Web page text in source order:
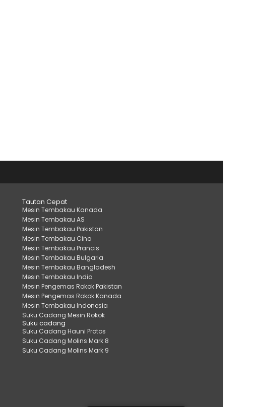
Tautan Cepat
Mesin Tembakau Kanada
Mesin Tembakau AS
Mesin Tembakau Pakistan
Mesin Tembakau Cina
Mesin Tembakau Prancis
Mesin Tembakau Bulgaria
Mesin Tembakau Bangladesh
Mesin Tembakau India
Mesin Pengemas Rokok Pakistan
Mesin Pengemas Rokok Kanada
Mesin Tembakau Indonesia
Suku Cadang Mesin Rokok
Suku cadang
Suku Cadang Hauni Protos
Suku Cadang Molins Mark 8
Suku Cadang Molins Mark 9